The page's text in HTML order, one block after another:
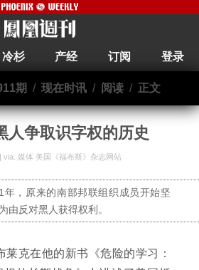
冷杉 产经 订阅 登录
期 / 现在时讯/ 阅读/ 正文
人争取识字权的历史
via. 媒体 美国《福布斯》杂志网站
年，原来的南部邦联组织成员开始坚
由反对黑人获得权利。
莱克在他的新书《危险的学习：